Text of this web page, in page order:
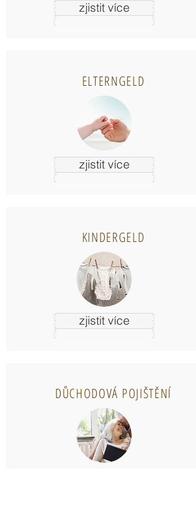
zjistit více
ELTERNGELD
zjistit více
KINDERGELD
zjistit více
DŮCHODOVÁ POJIŠTĚNÍ